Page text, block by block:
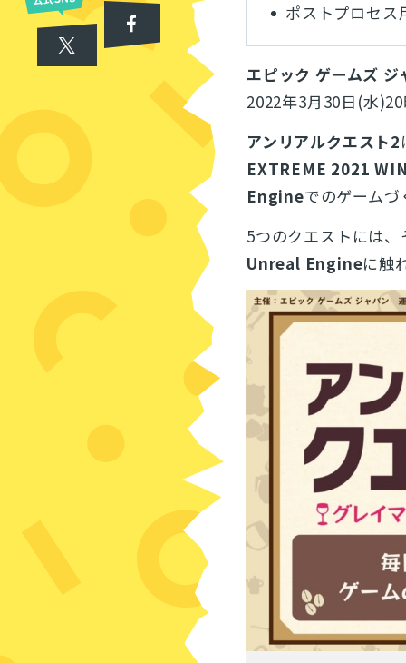
ポストプロセス
エピック ゲームズ ジ
2022年3月30日(水
アンリアルクエスト2
EXTREME 2021
Engineでのゲーム
5つのクエストには
Unreal Engineに触